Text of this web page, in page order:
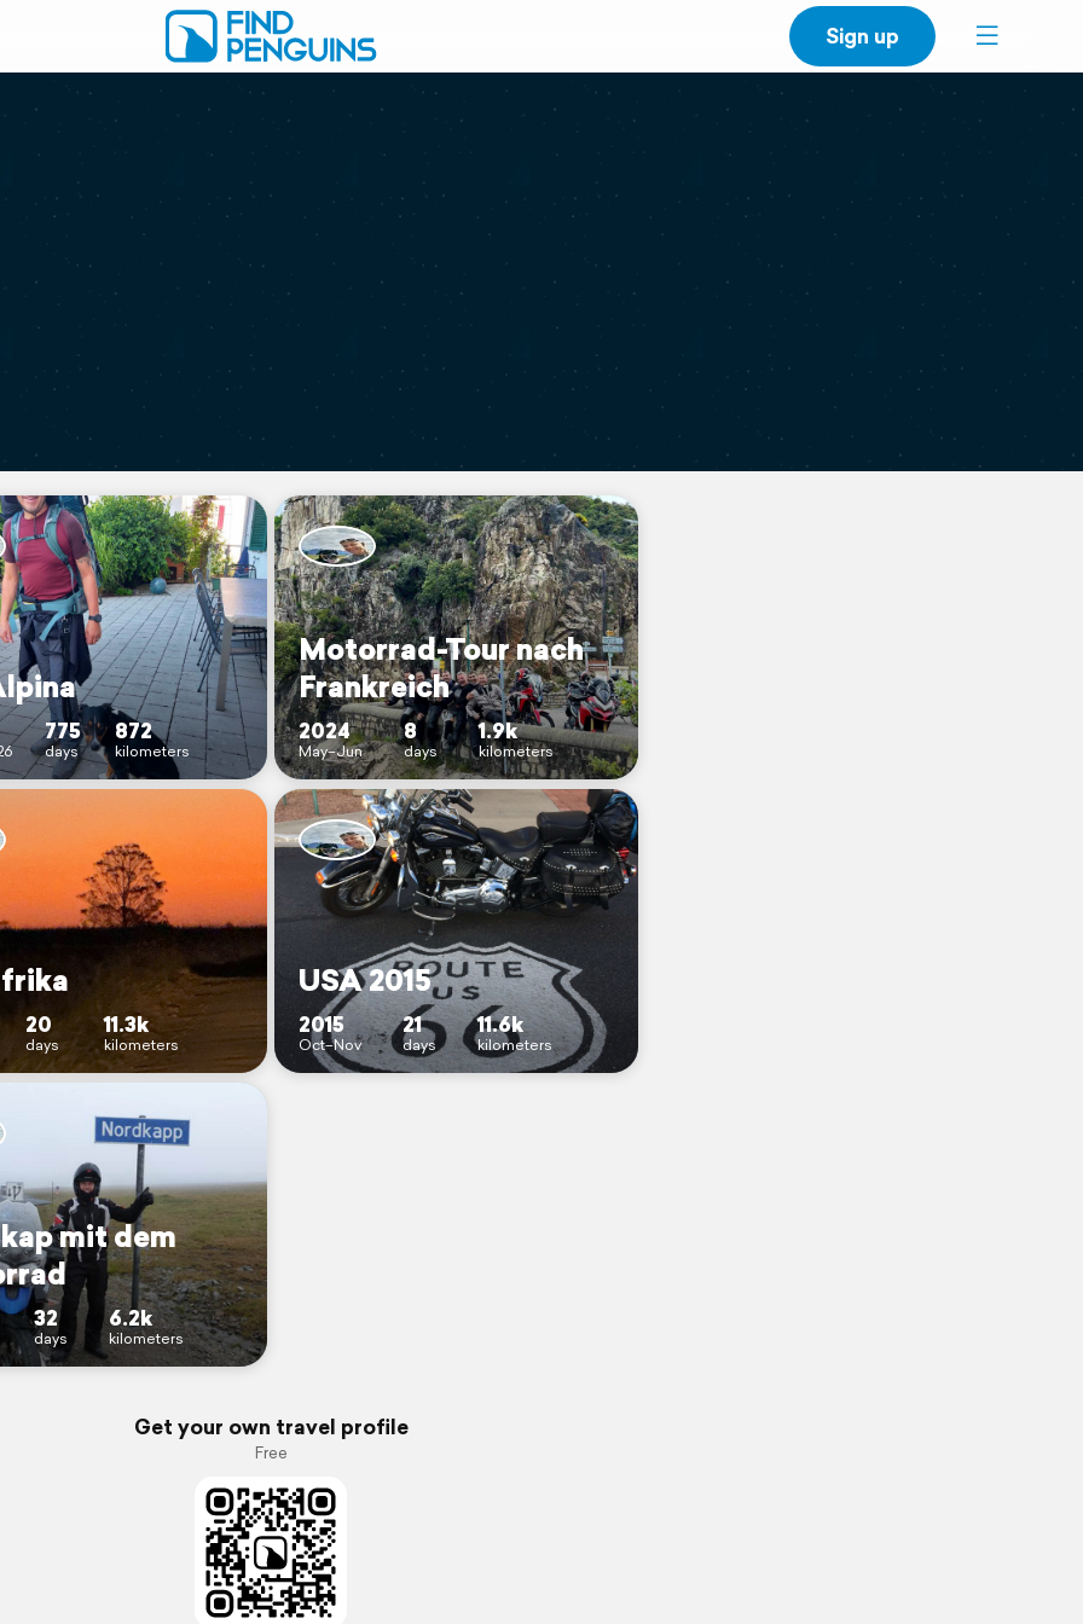
Sign up
775
days
872
kilometers
Motorrad-Tour nach
Frankreich
2024
May–Jun
8
days
1.9k
kilometers
20
days
11.3k
kilometers
USA 2015
2015
Oct–Nov
21
days
11.6k
kilometers
mit dem
32
days
6.2k
kilometers
Get your own travel profile
Free